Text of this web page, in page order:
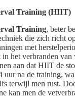
Training (HIIT)
Training, beter
die zich richt
met
het verbranden van
aan dat HIIT de
uur na de training,
terwijl men rust.
kan men de